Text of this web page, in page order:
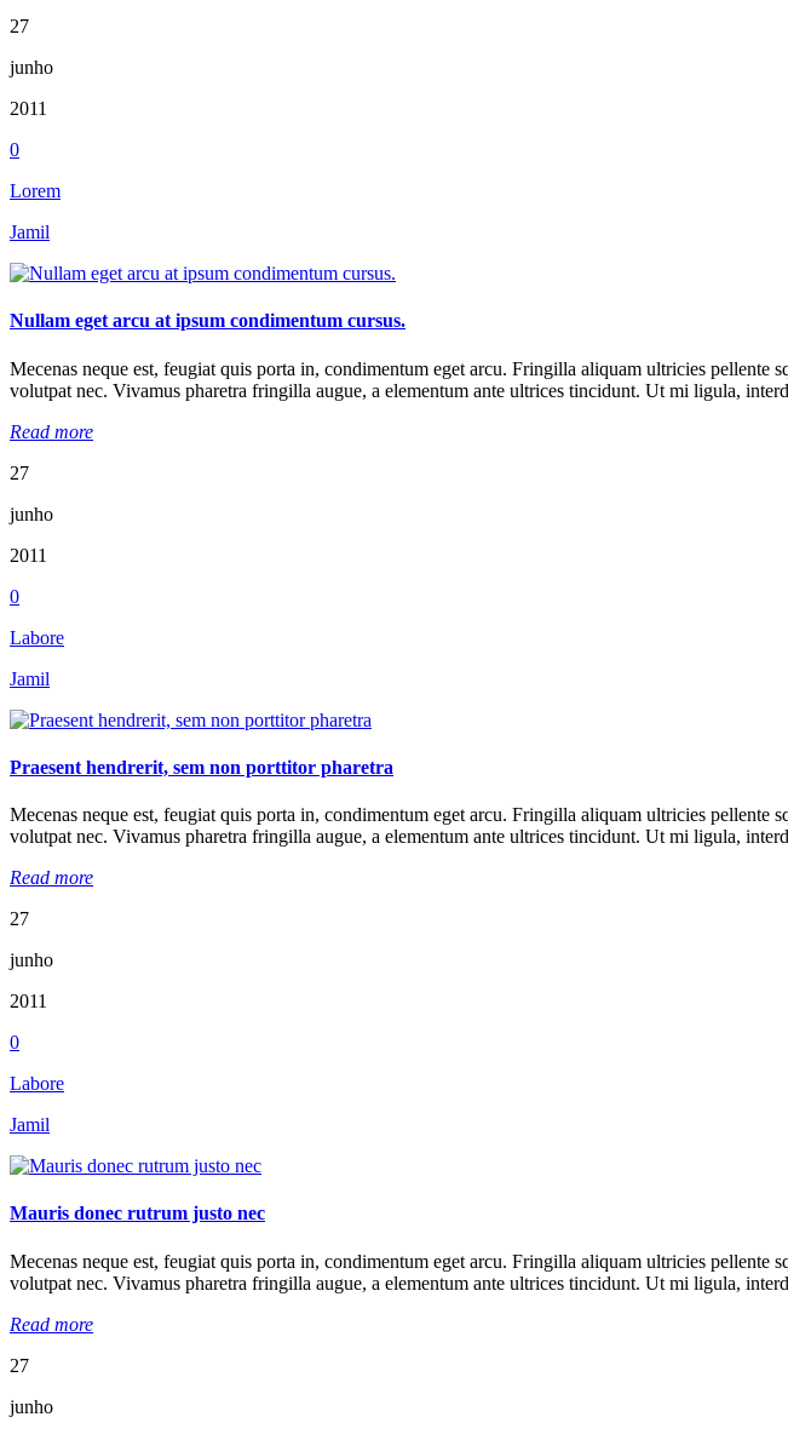
27
junho
2011
0
Lorem
Jamil
Nullam eget arcu at ipsum condimentum cursus.
Mecenas neque est, feugiat quis porta in, condimentum eget arcu. Fringilla aliquam ultricies
volutpat nec. Vivamus pharetra fringilla augue, a elementum ante ultrices tincidunt. Ut mi ligula,
Read more
27
junho
2011
0
Labore
Jamil
Praesent hendrerit, sem non porttitor pharetra
Mecenas neque est, feugiat quis porta in, condimentum eget arcu. Fringilla aliquam ultricies
volutpat nec. Vivamus pharetra fringilla augue, a elementum ante ultrices tincidunt. Ut mi ligula,
Read more
27
junho
2011
0
Labore
Jamil
Mauris donec rutrum justo nec
Mecenas neque est, feugiat quis porta in, condimentum eget arcu. Fringilla aliquam ultricies
volutpat nec. Vivamus pharetra fringilla augue, a elementum ante ultrices tincidunt. Ut mi ligula,
Read more
27
junho